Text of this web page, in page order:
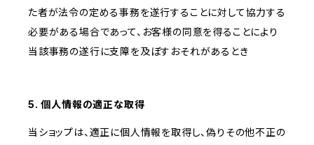
た者が法令の定める事務を遂行することに対して協力する
必要がある場合であって、お客様の同意を得ることにより
当該事務の遂行に支障を及ぼすおそれがあるとき
5. 個人情報の適正な取得
当ショップは、適正に個人情報を取得し、偽りその他不正の